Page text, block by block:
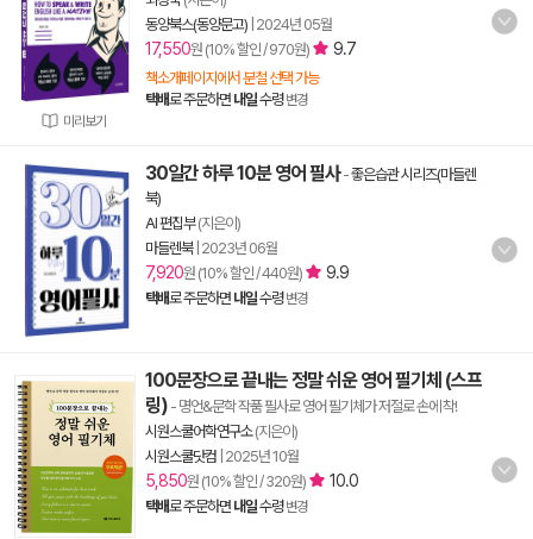
미리보기
동양북스(동양문고) 2024년 05월
17,550원 (10% 할인 / 970원) 9.7
책소개페이지에서 분철 선택 가능
택배로 주문하면 내일수령 변경
30일간 하루 10분 영어 필사-좋은습관 시리즈(마들렌
북)
AI 편집부(지은이)
마들렌북| 2023년 06월
7,920원 (10% 할인 / 440원) 9.9
택배로 주문하면 내일수령 변경
100문장으로 끝내는 정말 쉬운 영어 필기체 (스프
링) - 명언&문학 작품 필사로 영어 필기체가 저절로 손에 착!
시원스쿨어학연구소(지은이)
시원스쿨닷컴 2025년 10월
5,850원 (10% 할인 / 320원) 10.0
택배로 주문하면 내일수령 변경